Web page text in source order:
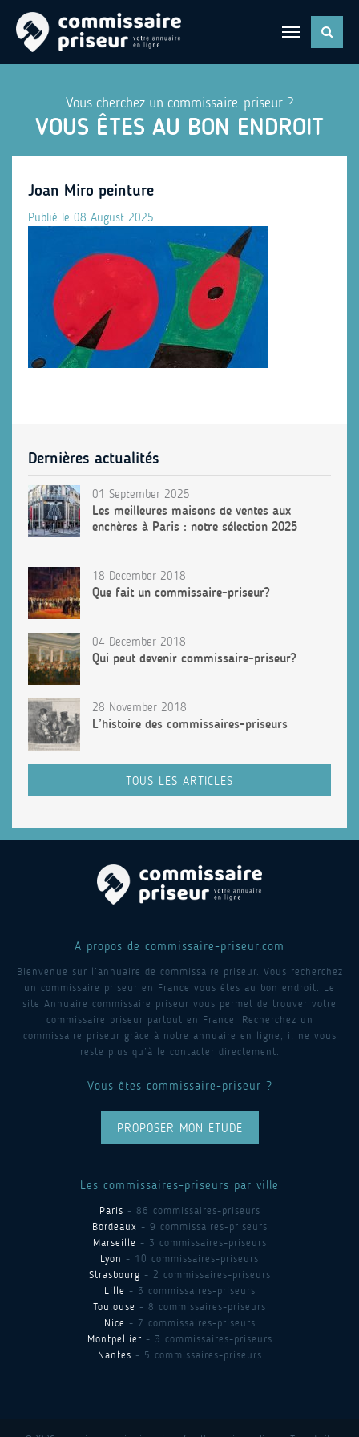
Vous cherchez un commissaire-priseur ?
VOUS ÊTES AU BON ENDROIT
Joan Miro peinture
Publié le 08 August 2025
Dernières actualités
01 September 2025
Les meilleures maisons de ventes aux
enchères à Paris : notre sélection 2025
18 December 2018
Que fait un commissaire-priseur?
04 December 2018
Qui peut devenir commissaire-priseur?
28 November 2018
L’histoire des commissaires-priseurs
TOUS LES ARTICLES
A propos de commissaire-priseur.com
Bienvenue sur l’annuaire de commissaire priseur. Vous recherchez
un commissaire priseur en France vous êtes au bon endroit. Le
site Annuaire commissaire priseur vous permet de trouver votre
commissaire priseur partout en France. Recherchez un
commissaire priseur grâce à notre annuaire en ligne, il ne vous
reste plus qu’à le contacter directement.
Vous êtes commissaire-priseur ?
PROPOSER MON ETUDE
Les commissaires-priseurs par ville
Paris - 86 commissaires-priseurs
Bordeaux - 9 commissaires-priseurs
Marseille - 3 commissaires-priseurs
Lyon - 10 commissaires-priseurs
Strasbourg - 2 commissaires-priseurs
Lille - 3 commissaires-priseurs
Toulouse - 8 commissaires-priseurs
Nice - 7 commissaires-priseurs
Montpellier - 3 commissaires-priseurs
Nantes - 5 commissaires-priseurs